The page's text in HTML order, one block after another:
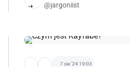
@jargoniist
7 sie '24 19:03